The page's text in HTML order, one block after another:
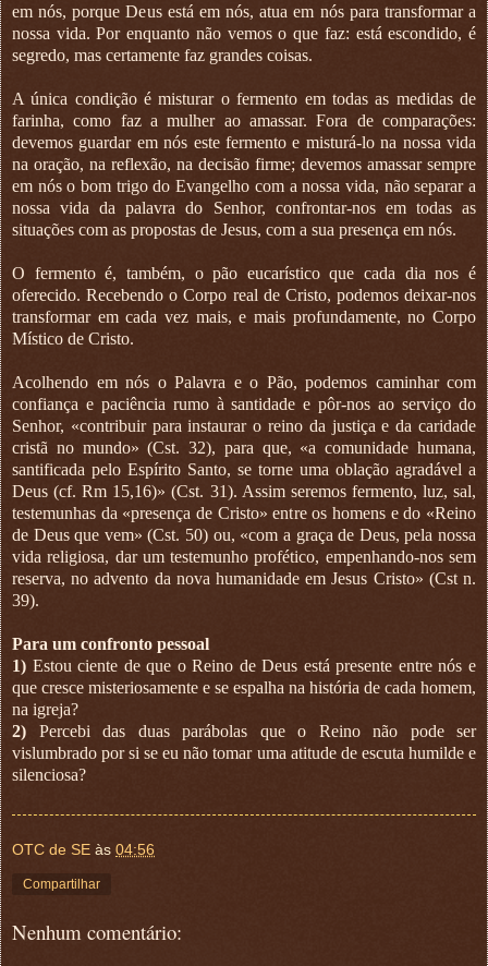
em nós, porque Deus está em nós, atua em nós para transformar a
nossa vida. Por enquanto não vemos o que faz: está escondido, é
segredo, mas certamente faz grandes coisas.
A única condição é misturar o fermento em todas as medidas de
farinha, como faz a mulher ao amassar. Fora de comparações:
devemos guardar em nós este fermento e misturá-lo na nossa vida
na oração, na reflexão, na decisão firme; devemos amassar sempre
em nós o bom trigo do Evangelho com a nossa vida, não separar a
nossa vida da palavra do Senhor, confrontar-nos em todas as
situações com as propostas de Jesus, com a sua presença em nós.
O fermento é, também, o pão eucarístico que cada dia nos é
oferecido. Recebendo o Corpo real de Cristo, podemos deixar-nos
transformar em cada vez mais, e mais profundamente, no Corpo
Místico de Cristo.
Acolhendo em nós o Palavra e o Pão, podemos caminhar com
confiança e paciência rumo à santidade e pôr-nos ao serviço do
Senhor, «contribuir para instaurar o reino da justiça e da caridade
cristã no mundo» (Cst. 32), para que, «a comunidade humana,
santificada pelo Espírito Santo, se torne uma oblação agradável a
Deus (cf. Rm 15,16)» (Cst. 31). Assim seremos fermento, luz, sal,
testemunhas da «presença de Cristo» entre os homens e do «Reino
de Deus que vem» (Cst. 50) ou, «com a graça de Deus, pela nossa
vida religiosa, dar um testemunho profético, empenhando-nos sem
reserva, no advento da nova humanidade em Jesus Cristo» (Cst n.
39).
Para um confronto pessoal
1) Estou ciente de que o Reino de Deus está presente entre nós e
que cresce misteriosamente e se espalha na história de cada homem,
na igreja?
2) Percebi das duas parábolas que o Reino não pode ser
vislumbrado por si se eu não tomar uma atitude de escuta humilde e
silenciosa?
OTC de SE às 04:56
Compartilhar
Nenhum comentário: